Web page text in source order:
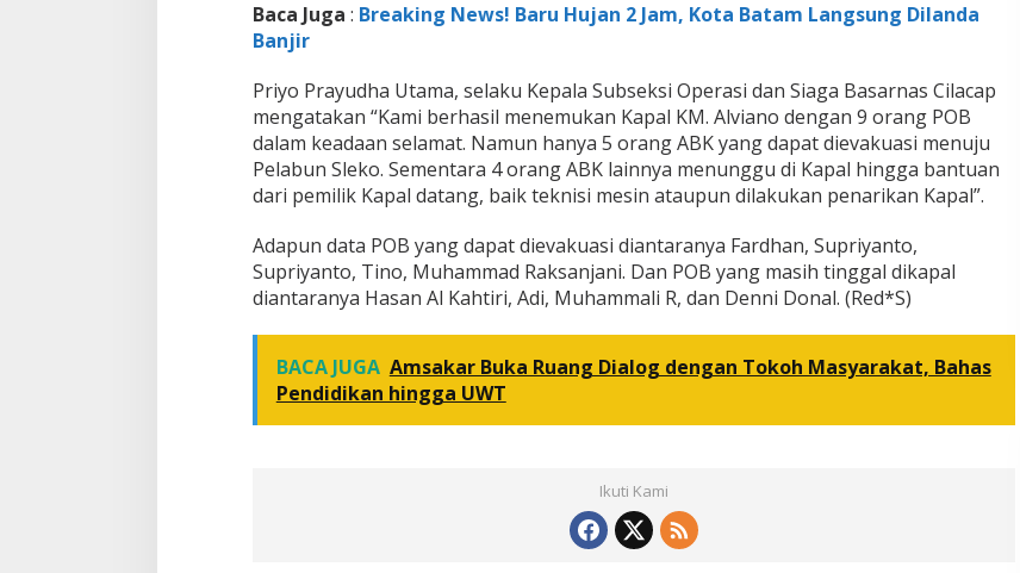
a
Baca Juga : Breaking News! Baru Hujan 2 Jam, Kota Batam Langsung Dilanda
Banjir
Priyo Prayudha Utama, selaku Kepala Subseksi Operasi dan Siaga Basarnas Cilacap
mengatakan “Kami berhasil menemukan Kapal KM. Alviano dengan 9 orang POB
dalam keadaan selamat. Namun hanya 5 orang ABK yang dapat dievakuasi menuju
Pelabun Sleko. Sementara 4 orang ABK lainnya menunggu di Kapal hingga bantuan
dari pemilik Kapal datang, baik teknisi mesin ataupun dilakukan penarikan Kapal”.
Adapun data POB yang dapat dievakuasi diantaranya Fardhan, Supriyanto,
Supriyanto, Tino, Muhammad Raksanjani. Dan POB yang masih tinggal dikapal
diantaranya Hasan Al Kahtiri, Adi, Muhammali R, dan Denni Donal. (Red*S)
BACA JUGA Amsakar Buka Ruang Dialog dengan Tokoh Masyarakat, Bahas
Pendidikan hingga UWT
Ikuti Kami